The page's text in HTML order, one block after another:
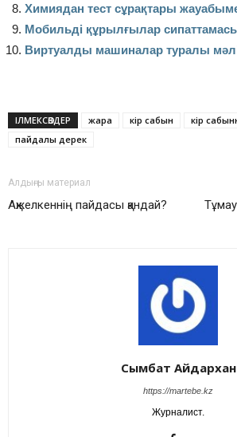
Химиядан тест сұрақтары
Мобильді құрылғылар
Виртуалды машиналар туралы
ІЛМЕКСӨЗДЕР жара кір сабын
кір
пайдалы дерек
Алдыңғы материал
Ақжелкеннің пайдасы қандай?
Сымбат Айдархан
https://martebe.kz
Журналист.